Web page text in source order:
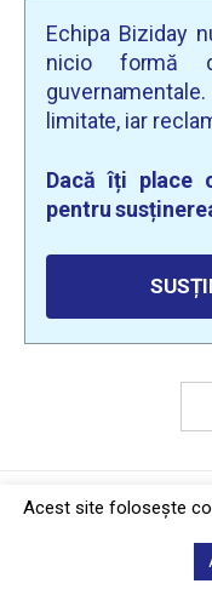
Echipa Biziday
nicio formă
limitate, iar
Dacă îți place
pentru
Politica
Acest site foloseşte